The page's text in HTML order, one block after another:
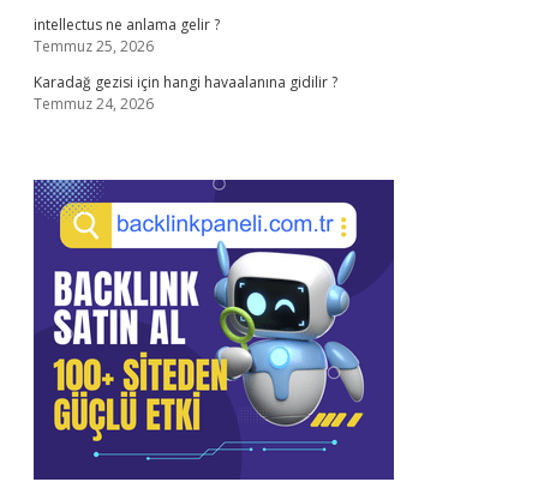
intellectus ne anlama gelir ?
Temmuz 25, 2026
Karadağ gezisi için hangi havaalanına gidilir ?
Temmuz 24, 2026